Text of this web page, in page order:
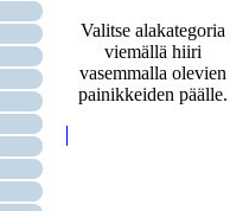
Valitse alakategoria
viemällä hiiri
vasemmalla olevien
painikkeiden päälle.